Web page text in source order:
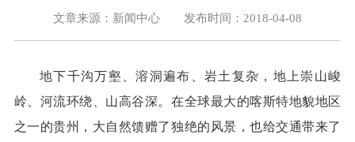
文章来源：新闻中心 发布时间：2018-04-08
地下千沟万壑、溶洞遍布、岩土复杂，地上崇山峻
岭、河流环绕、山高谷深。在全球最大的喀斯特地貌地区
之一的贵州，大自然馈赠了独绝的风景，也给交通带来了